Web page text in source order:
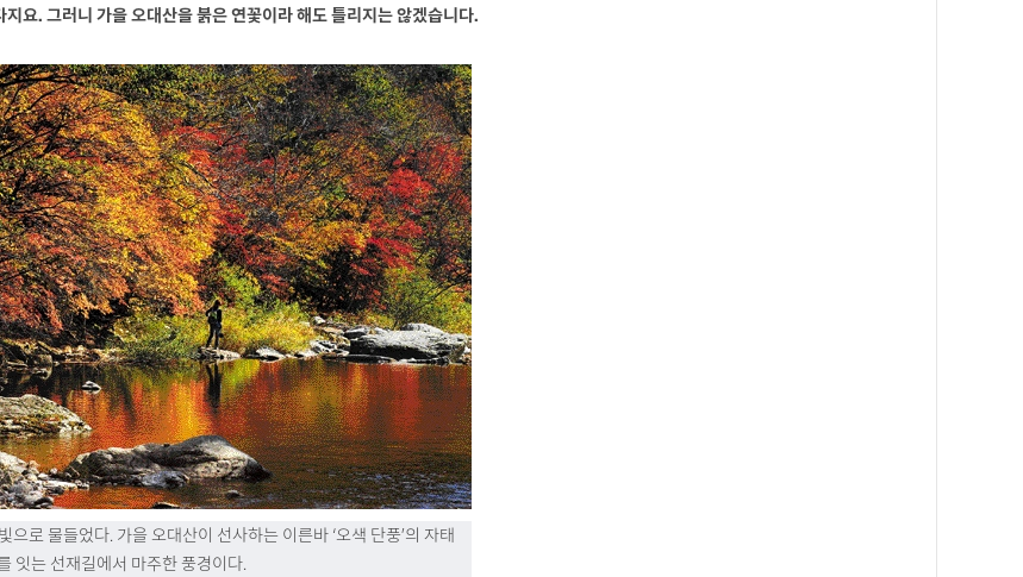
지요. 그러니 가을 오대산을 붉은 연꽃이라 해도 틀리지는 않겠습니다.
로 물들었다. 가을 오대산이 선사하는 이른바 ‘오색 단풍’의 자태
잇는 선재길에서 마주한 풍경이다.